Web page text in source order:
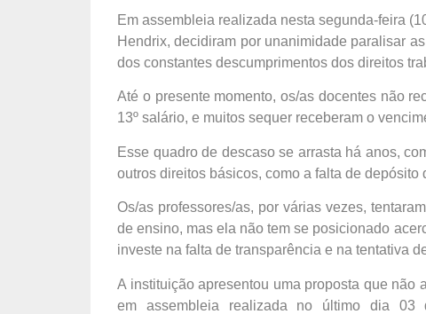
Em assembleia realizada nesta segunda-feira
Hendrix, decidiram por unanimidade paralisar
dos constantes descumprimentos dos direitos
Até o presente momento, os/as docentes não
13º salário, e muitos sequer receberam o
Esse quadro de descaso se arrasta há anos,
outros direitos básicos, como a falta de depósito
Os/as professores/as, por várias vezes,
de ensino, mas ela não tem se posicionado
investe na falta de transparência e na tentativa
A instituição apresentou uma proposta que não
em assembleia realizada no último dia 03